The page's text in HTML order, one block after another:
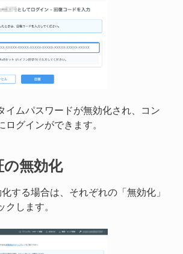
イムパスワードが無効化され、コン
ログインができます。
の無効化
する場合は、それぞれの「無効化」
クします。